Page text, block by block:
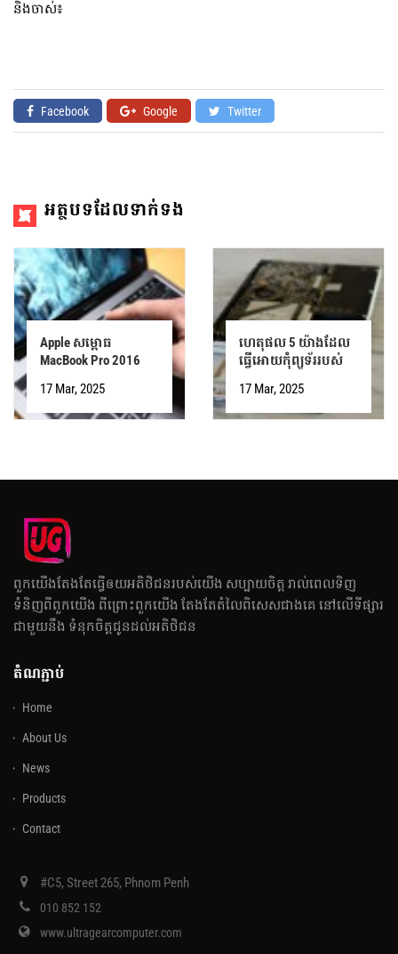
និងចាស់៖
Facebook Google Twitter
អត្ថបទ​ដែល​ទាក់ទង
Apple សម្ពោធ
MacBook Pro 2016
ដែលមានតម្លៃចាប់ពី 33
លានដុង
17 Mar, 2025
ហេតុផល 5 យ៉ាងដែល
ធ្វើអោយកុំព្យូទ័ររបស់
របៀបជួសជុលវា។
17 Mar, 2025
ពួកយើងតែងតែធ្វើឲយអតិថិជនរបស់យើង សប្បាយចិត្ត រាល់ពេលទិញ
ទំនិញពីពួកយើង ពីព្រោះពួកយើង តែងតែតំលៃពិសេសជាងគេ នៅលើទីផ្សារ
ជាមួយនឹង ទំនុកចិត្តជូនដល់អតិថិជន
តំណភ្ជាប់
Home
About Us
News
Products
Contact
#C5, Street 265, Phnom Penh
010 852 152
www.ultragearcomputer.com